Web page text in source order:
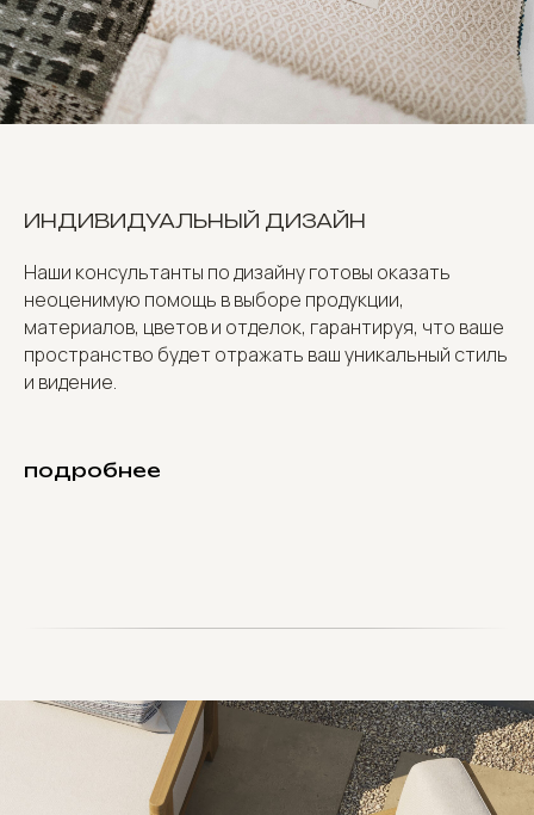
ИНДИВИДУАЛЬНЫЙ ДИЗАЙН
Наши консультанты по дизайну готовы оказать
неоценимую помощь в выборе продукции,
материалов, цветов и отделок, гарантируя, что ваше
пространство будет отражать ваш уникальный стиль
и видение.
подробнее